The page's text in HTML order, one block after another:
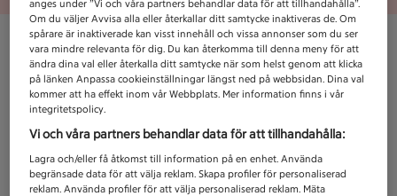
anges under ”Vi och våra partners behandlar data för att tillhandahålla”.
Om du väljer Avvisa alla eller återkallar ditt samtycke inaktiveras de. Om
spårare är inaktiverade kan visst innehåll och vissa annonser som du ser
vara mindre relevanta för dig. Du kan återkomma till denna meny för att
ändra dina val eller återkalla ditt samtycke när som helst genom att klicka
på länken Anpassa cookieinställningar längst ned på webbsidan. Dina val
kommer att ha effekt inom vår Webbplats. Mer information finns i vår
integritetspolicy.
Vi och våra partners behandlar data för att tillhandahålla:
Lagra och/eller få åtkomst till information på en enhet. Använda
begränsade data för att välja reklam. Skapa profiler för personaliserad
reklam. Använda profiler för att välja personaliserad reklam. Mäta